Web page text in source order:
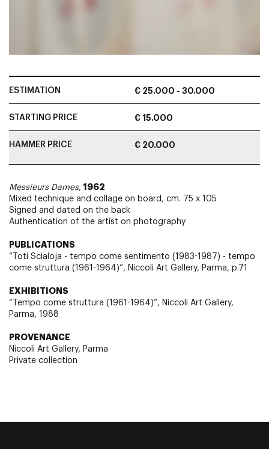
ESTIMATION € 25.000 - 30.000
STARTING PRICE € 15.000
HAMMER PRICE € 20.000
Messieurs Dames, 1962
Mixed technique and collage on board, cm. 75 x 105
Signed and dated on the back
Authentication of the artist on photography
PUBLICATIONS
“Toti Scialoja - tempo come sentimento (1983-1987) - tempo
come struttura (1961-1964)”, Niccoli Art Gallery, Parma, p.71
EXHIBITIONS
“Tempo come struttura (1961-1964)”, Niccoli Art Gallery,
Parma, 1988
PROVENANCE
Niccoli Art Gallery, Parma
Private collection